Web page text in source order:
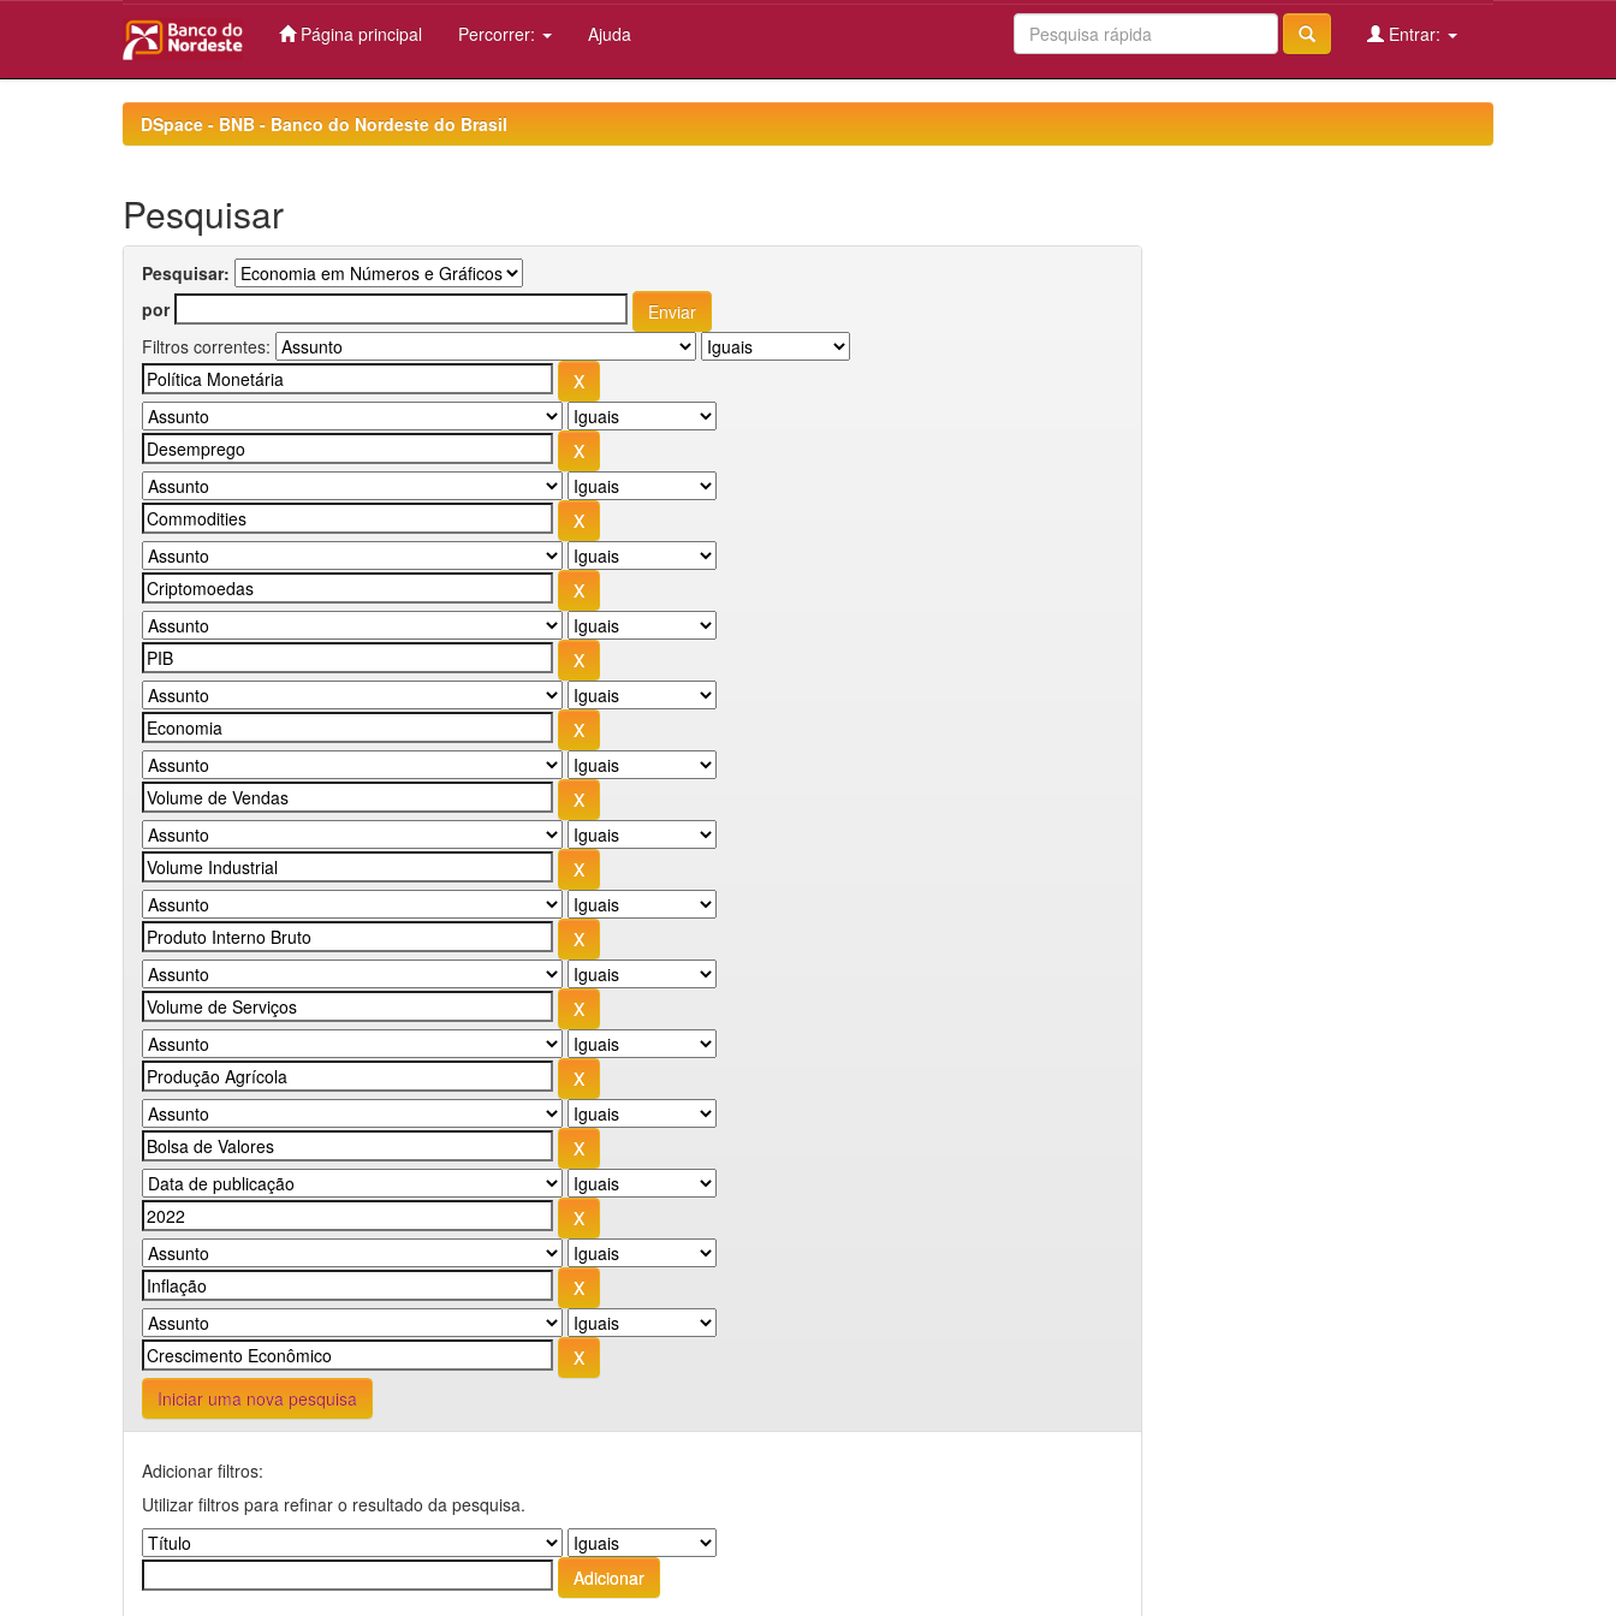
Página principal Percorrer: Ajuda Entrar:
DSpace - BNB - Banco do Nordeste do Brasil
Pesquisar
Pesquisar:
por
Filtros correntes:
Iniciar uma nova pesquisa
Adicionar filtros:
Utilizar filtros para refinar o resultado da pesquisa.